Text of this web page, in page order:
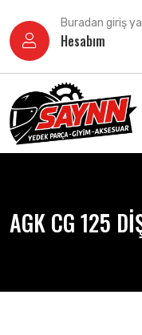
atla
Buradan giriş
Hesabım
AGK CG 125